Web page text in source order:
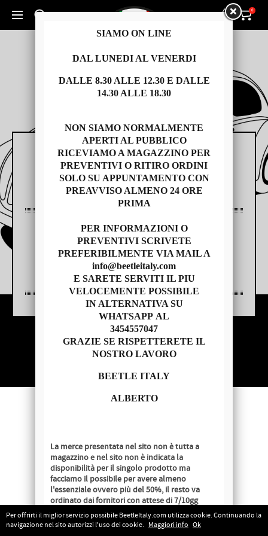
Cerca un prodotto... 0 0
Per offrirti il miglior servizio possibile BeetleItaly.com utilizza cookie. Continuando la
navigazione nel sito autorizzi l'uso dei cookie. Maggiori info Ok
RICAMBI
AUTO USATE
Copyright © 2014 - BEETLE ITALY
P.IVA 04209620279
SIAMO ON LINE
DAL LUNEDI AL VENERDI
DALLE 8.30 ALLE 12.30 E DALLE
14.30 ALLE 18.30
NON SIAMO NORMALMENTE
APERTI AL PUBBLICO
RICEVIAMO A MAGAZZINO PER
PREVENTIVI O RITIRO ORDINI
SOLO SU APPUNTAMENTO CON
PREAVVISO ALMENO 24 ORE
PRIMA
PER INFORMAZIONI O
PREVENTIVI SCRIVETE
PREFERIBILMENTE VIA MAIL A
info@beetleitaly.com
E SARETE SERVITI IL PIU
VELOCEMENTE POSSIBILE
IN ALTERNATIVA SU
WHATSAPP AL
3454557047
GRAZIE SE RISPETTERETE IL
NOSTRO LAVORO
BEETLE ITALY
ALBERTO
La merce presentata nel sito non è tutta a
magazzino e nel sito non è indicata la
disponibilità per il singolo prodotto ma
facciamo il possibile per avere almeno
l'essenziale ovvero più del 50%, il resto va
ordinato dai fornitori con attese di 7/10gg
lavorativi salvo disponibilità al momento
dell'ordine.